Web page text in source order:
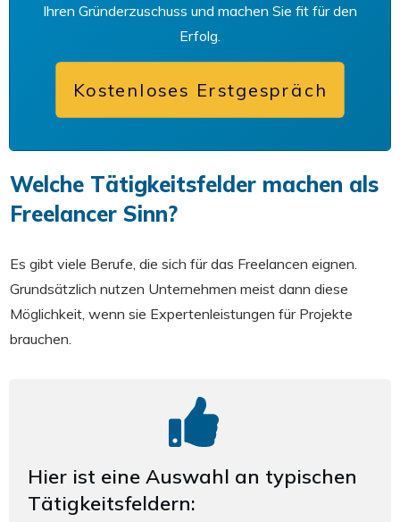
Ihren Gründerzuschuss und machen Sie fit für den
Erfolg.
Kostenloses Erstgespräch
Welche Tätigkeitsfelder machen als
Freelancer Sinn?
Es gibt viele Berufe, die sich für das Freelancen eignen.
Grundsätzlich nutzen Unternehmen meist dann diese
Möglichkeit, wenn sie Expertenleistungen für Projekte
brauchen.
Hier ist eine Auswahl an typischen
Tätigkeitsfeldern: